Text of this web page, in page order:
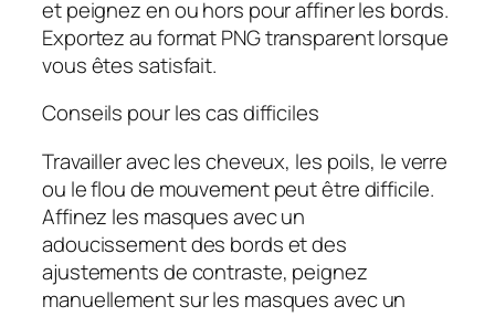
et peignez en ou hors pour affiner les bords.
Exportez au format PNG transparent lorsque
vous êtes satisfait.
Conseils pour les cas difficiles
Travailler avec les cheveux, les poils, le verre
ou le flou de mouvement peut être difficile.
Affinez les masques avec un
adoucissement des bords et des
ajustements de contraste, peignez
manuellement sur les masques avec un